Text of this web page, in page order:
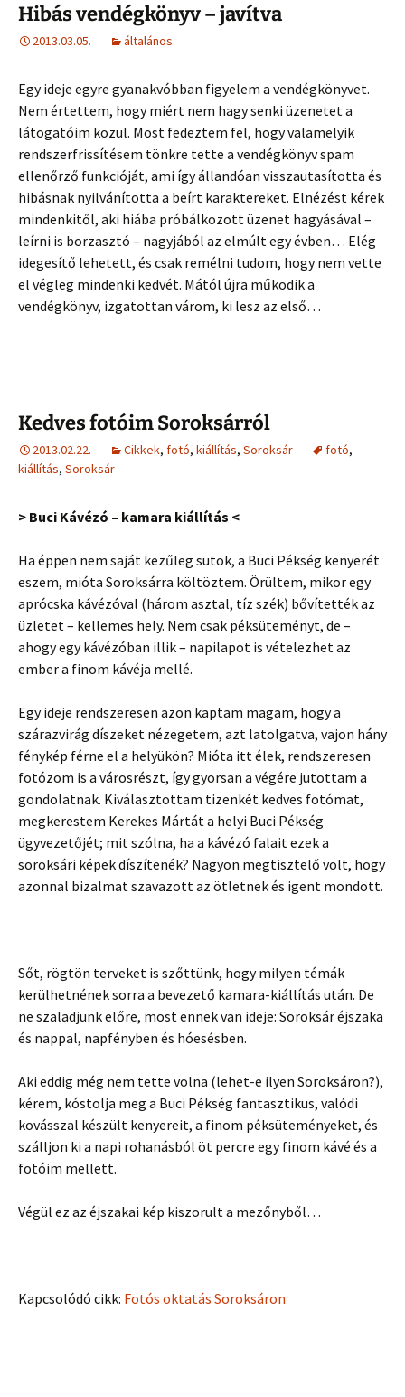
Hibás vendégkönyv – javítva
2013.03.05. általános
Egy ideje egyre gyanakvóbban figyelem a vendégkönyvet.
Nem értettem, hogy miért nem hagy senki üzenetet a
látogatóim közül. Most fedeztem fel, hogy valamelyik
rendszerfrissítésem tönkre tette a vendégkönyv spam
ellenőrző funkcióját, ami így állandóan visszautasította és
hibásnak nyilvánította a beírt karaktereket. Elnézést kérek
mindenkitől, aki hiába próbálkozott üzenet hagyásával –
leírni is borzasztó – nagyjából az elmúlt egy évben… Elég
idegesítő lehetett, és csak remélni tudom, hogy nem vette
el végleg mindenki kedvét. Mától újra működik a
vendégkönyv, izgatottan várom, ki lesz az első…
Kedves fotóim Soroksárról
2013.02.22. Cikkek, fotó, kiállítás, Soroksár fotó,
kiállítás, Soroksár
> Buci Kávézó – kamara kiállítás <
Ha éppen nem saját kezűleg sütök, a Buci Pékség kenyerét
eszem, mióta Soroksárra költöztem. Örültem, mikor egy
aprócska kávézóval (három asztal, tíz szék) bővítették az
üzletet – kellemes hely. Nem csak péksüteményt, de –
ahogy egy kávézóban illik – napilapot is vételezhet az
ember a finom kávéja mellé.
Egy ideje rendszeresen azon kaptam magam, hogy a
szárazvirág díszeket nézegetem, azt latolgatva, vajon hány
fénykép férne el a helyükön? Mióta itt élek, rendszeresen
fotózom is a városrészt, így gyorsan a végére jutottam a
gondolatnak. Kiválasztottam tizenkét kedves fotómat,
megkerestem Kerekes Mártát a helyi Buci Pékség
ügyvezetőjét; mit szólna, ha a kávézó falait ezek a
soroksári képek díszítenék? Nagyon megtisztelő volt, hogy
azonnal bizalmat szavazott az ötletnek és igent mondott.
Sőt, rögtön terveket is szőttünk, hogy milyen témák
kerülhetnének sorra a bevezető kamara-kiállítás után. De
ne szaladjunk előre, most ennek van ideje: Soroksár éjszaka
és nappal, napfényben és hóesésben.
Aki eddig még nem tette volna (lehet-e ilyen Soroksáron?),
kérem, kóstolja meg a Buci Pékség fantasztikus, valódi
kovásszal készült kenyereit, a finom péksüteményeket, és
szálljon ki a napi rohanásból öt percre egy finom kávé és a
fotóim mellett.
Végül ez az éjszakai kép kiszorult a mezőnyből…
Kapcsolódó cikk: Fotós oktatás Soroksáron